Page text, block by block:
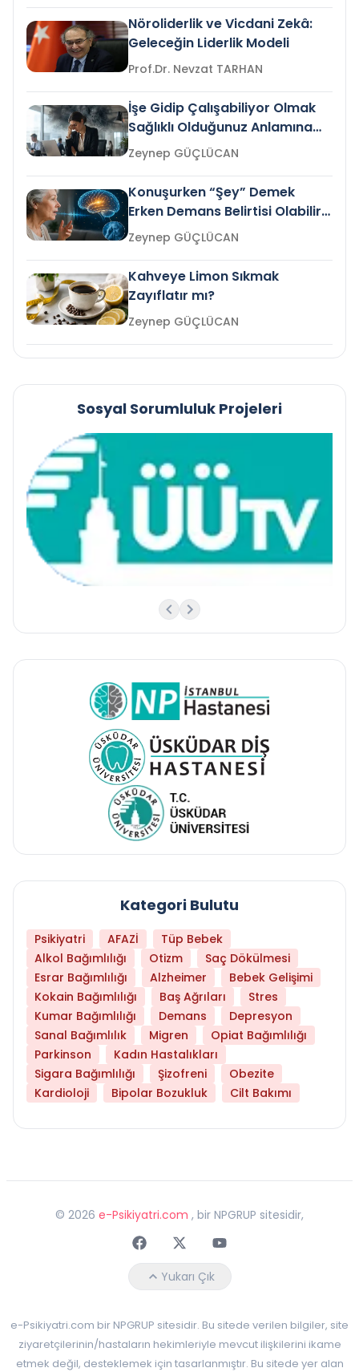
Nöroliderlik ve Vicdani Zekâ:
Geleceğin Liderlik Modeli
Prof.Dr. Nevzat TARHAN
İşe Gidip Çalışabiliyor Olmak
Sağlıklı Olduğunuz Anlamına
Gelir mi?Zeynep GÜÇLÜCAN
Konuşurken “Şey” Demek
Erken Demans Belirtisi Olabilir
mi?
Zeynep GÜÇLÜCAN
Kahveye Limon Sıkmak
Zayıflatır mı?
Zeynep GÜÇLÜCAN
Sosyal Sorumluluk Projeleri
Kategori Bulutu
Psikiyatri AFAZİ
Tüp Bebek
Alkol Bağımlılığı
Otizm
Saç Dökülmesi
Esrar Bağımlılığı
Alzheimer
Bebek Gelişimi
Kokain Bağımlılığı
Baş Ağrıları
Stres
Kumar Bağımlılığı
Demans
Depresyon
Sanal Bağımlılık
Migren
Opiat Bağımlılığı
Parkinson
Kadın Hastalıkları
Sigara Bağımlılığı
Şizofreni
Obezite
Kardioloji
Bipolar Bozukluk Cilt Bakımı
© 2026 e-Psikiyatri.com , bir NPGRUP sitesidir,
FaceebokTwitterYoutube
Yukarı Çık
e-Psikiyatri.com bir NPGRUP sitesidir. Bu sitede verilen bilgiler, site
ziyaretçilerinin/hastaların hekimleriyle mevcut ilişkilerini ikame
etmek değil, desteklemek için tasarlanmıştır. Bu sitede yer alan